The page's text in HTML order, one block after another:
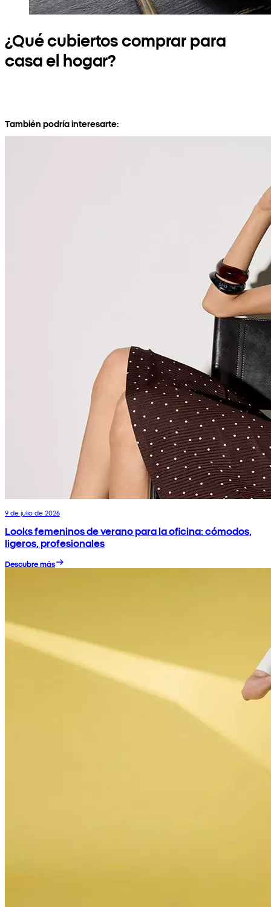
¿Qué cubiertos comprar para
casa el hogar?
También podría interesarte:
9 de julio de 2026
Looks femeninos de verano para la oficina: cómodos,
ligeros, profesionales
Descubre más